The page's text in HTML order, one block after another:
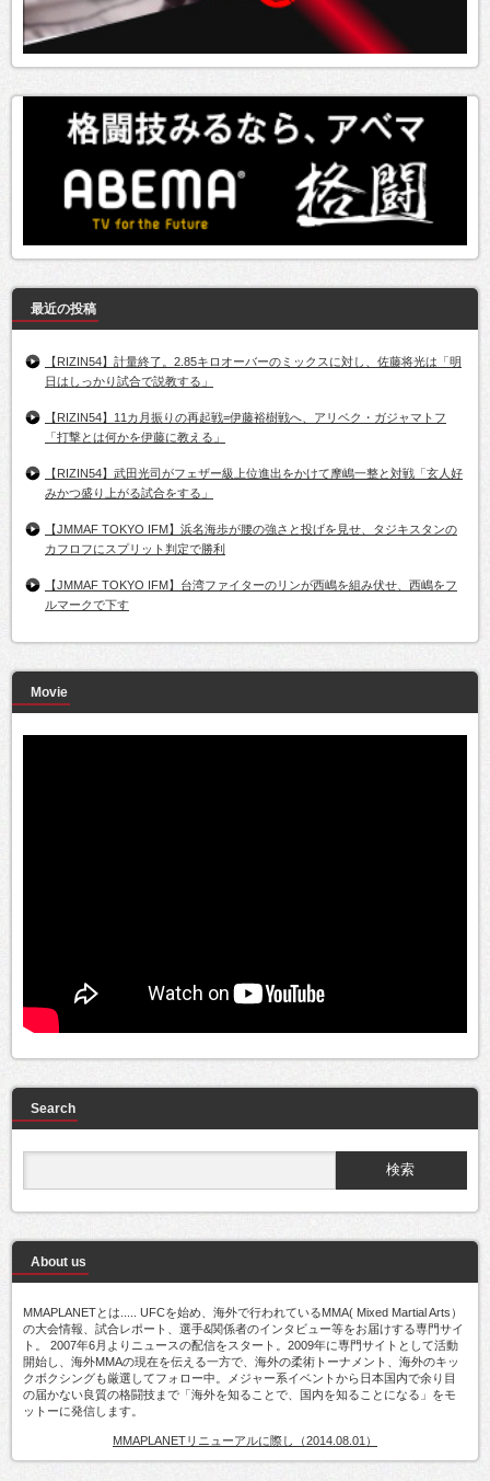
最近の投稿
【RIZIN54】計量終了。2.85キロオーバーのミックスに対し、佐藤将光は「明
日はしっかり試合で説教する」
【RIZIN54】11カ月振りの再起戦=伊藤裕樹戦へ、アリベク・ガジャマトフ
「打撃とは何かを伊藤に教える」
【RIZIN54】武田光司がフェザー級上位進出をかけて摩嶋一整と対戦「玄人好
みかつ盛り上がる試合をする」
【JMMAF TOKYO IFM】浜名海歩が腰の強さと投げを見せ、タジキスタンの
カフロフにスプリット判定で勝利
【JMMAF TOKYO IFM】台湾ファイターのリンが西嶋を組み伏せ、西嶋をフ
ルマークで下す
Movie
Search
About us
MMAPLANETとは..... UFCを始め、海外で行われているMMA( Mixed Martial Arts）
の大会情報、試合レポート、選手&関係者のインタビュー等をお届けする専門サイ
ト。 2007年6月よりニュースの配信をスタート。2009年に専門サイトとして活動
開始し、海外MMAの現在を伝える一方で、海外の柔術トーナメント、海外のキッ
クボクシングも厳選してフォロー中。メジャー系イベントから日本国内で余り目
の届かない良質の格闘技まで「海外を知ることで、国内を知ることになる」をモ
ットーに発信します。
MMAPLANETリニューアルに際し（2014.08.01）